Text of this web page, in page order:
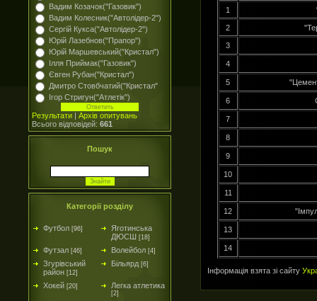
Вадим Козачок("Газовик")
Вадим Колесник("Автолідер-2")
Сергій Кукса("Автолідер-2")
Юрій Лазебнов("Прапор")
Юрій Маршевський("Кристал")
Ілля Приймак("Газовик")
Євген Рубан("Кристал")
Дмитро Стовбчатий("Кристал"
Ігор Стригун("Атлетік")
Результати | Архів опитувань
Всього відповідей: 661
Пошук
Категорії розділу
Футбол [96]
Яготинська
ДЮСШ [18]
Футзал [46] Волейбол [4]
Згурівський
район [12]
Більярд [6]
Хокей [20] Легка атлетика
[2]
1
2
3
4
5
6
7
8
9
10
11
12
13
14
Інформація взята зі сайту